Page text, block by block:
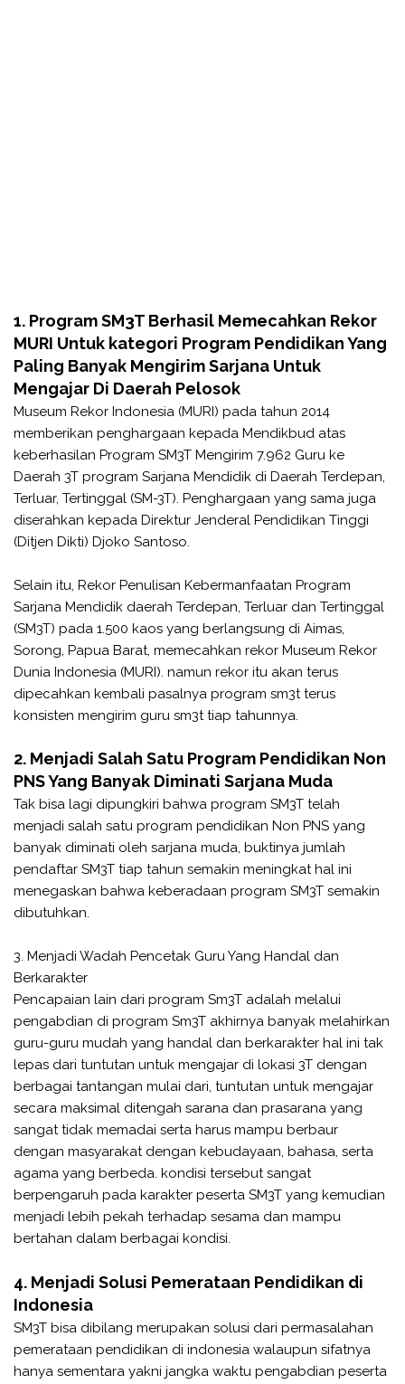
1. Program SM3T Berhasil Memecahkan Rekor
MURI Untuk kategori Program Pendidikan Yang
Paling Banyak Mengirim Sarjana Untuk
Mengajar Di Daerah Pelosok
Museum Rekor Indonesia (MURI) pada tahun 2014
memberikan penghargaan kepada Mendikbud atas
keberhasilan Program SM3T Mengirim 7.962 Guru ke
Daerah 3T program Sarjana Mendidik di Daerah Terdepan,
Terluar, Tertinggal (SM-3T). Penghargaan yang sama juga
diserahkan kepada Direktur Jenderal Pendidikan Tinggi
(Ditjen Dikti) Djoko Santoso.
Selain itu, Rekor Penulisan Kebermanfaatan Program
Sarjana Mendidik daerah Terdepan, Terluar dan Tertinggal
(SM3T) pada 1.500 kaos yang berlangsung di Aimas,
Sorong, Papua Barat, memecahkan rekor Museum Rekor
Dunia Indonesia (MURI). namun rekor itu akan terus
dipecahkan kembali pasalnya program sm3t terus
konsisten mengirim guru sm3t tiap tahunnya.
2. Menjadi Salah Satu Program Pendidikan Non
PNS Yang Banyak Diminati Sarjana Muda
Tak bisa lagi dipungkiri bahwa program SM3T telah
menjadi salah satu program pendidikan Non PNS yang
banyak diminati oleh sarjana muda, buktinya jumlah
pendaftar SM3T tiap tahun semakin meningkat hal ini
menegaskan bahwa keberadaan program SM3T semakin
dibutuhkan.
3. Menjadi Wadah Pencetak Guru Yang Handal dan
Berkarakter
Pencapaian lain dari program Sm3T adalah melalui
pengabdian di program Sm3T akhirnya banyak melahirkan
guru-guru mudah yang handal dan berkarakter hal ini tak
lepas dari tuntutan untuk mengajar di lokasi 3T dengan
berbagai tantangan mulai dari, tuntutan untuk mengajar
secara maksimal ditengah sarana dan prasarana yang
sangat tidak memadai serta harus mampu berbaur
dengan masyarakat dengan kebudayaan, bahasa, serta
agama yang berbeda. kondisi tersebut sangat
berpengaruh pada karakter peserta SM3T yang kemudian
menjadi lebih pekah terhadap sesama dan mampu
bertahan dalam berbagai kondisi.
4. Menjadi Solusi Pemerataan Pendidikan di
Indonesia
SM3T bisa dibilang merupakan solusi dari permasalahan
pemerataan pendidikan di indonesia walaupun sifatnya
hanya sementara yakni jangka waktu pengabdian peserta